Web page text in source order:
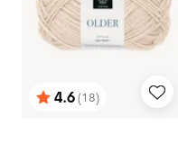
Vurdering:
4.6(18)
ud af 5 stjerner